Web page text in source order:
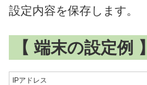
設定内容を保存します。
【 端末の設定例 】
IPアドレス